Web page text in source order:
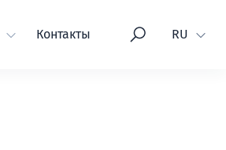
Контакты Язык
RU